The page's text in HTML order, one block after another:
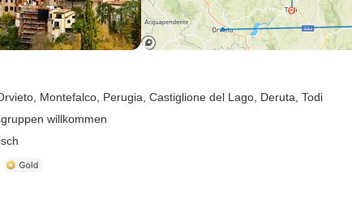
, Montefalco , Perugia , Castiglione del Lago , Deruta , Todi
willkommen